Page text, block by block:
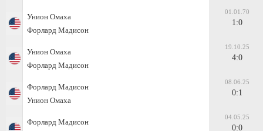
Унион Омаха
Форлард Мадисон
01.01.70
1:0
Унион Омаха
Форлард Мадисон
19.10.25
4:0
Форлард Мадисон
Унион Омаха
08.06.25
0:1
Форлард Мадисон
04.05.25
0:0